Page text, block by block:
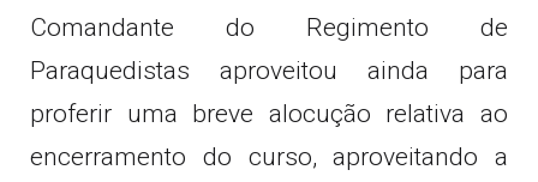
Comandante do Regimento de
Paraquedistas aproveitou ainda para
proferir uma breve alocução relativa ao
encerramento do curso, aproveitando a